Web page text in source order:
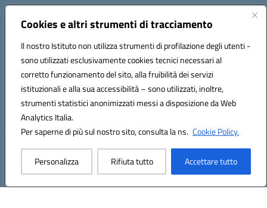
Cookies e altri strumenti di tracciamento
Il nostro Istituto non utilizza strumenti di profilazione degli utenti -
sono utilizzati esclusivamente cookies tecnici necessari al
corretto funzionamento del sito, alla fruibilità dei servizi
istituzionali e alla sua accessibilità – sono utilizzati, inoltre,
strumenti statistici anonimizzati messi a disposizione da Web
Analytics Italia.
Per saperne di più sul nostro sito, consulta la ns. Cookie Policy.
Personalizza Rifiuta tutto Accettare tutto
Centralino:0885.426034 Email:FGTD02000P@istruzione.it
Posta elettronica certificata (PEC):fgtd02000p@pec.istruzione.it
Codice fiscale: 81002930717
Codice meccanografico:FGTD02000P
Codice unico di fatturazione (CUF): UFUN7Y
Hosting & Powered by 3D Solution S.r.l.
Concept & Design by Designers Italia